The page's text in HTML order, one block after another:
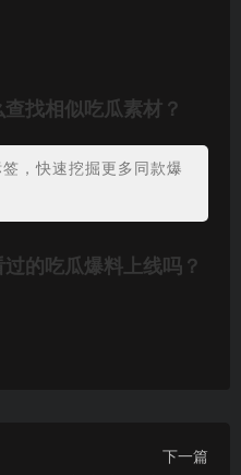
找相似吃瓜素材？
，快速挖掘更多同款爆
的吃瓜爆料上线吗？
下一篇